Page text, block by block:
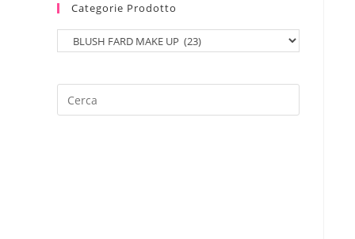
Categorie Prodotto